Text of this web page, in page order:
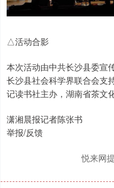
△活动合影
本次活动由中共长沙县委宣
长沙县社会科学界联合会支
记读书社主办，湖南省茶文
潇湘晨报记者陈张书
举报/反馈
悦来网